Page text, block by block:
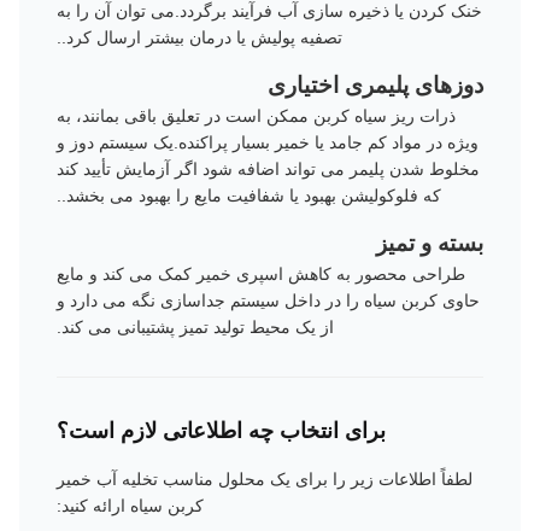
خنک کردن یا ذخیره سازی آب فرآیند برگردد.می توان آن را به
تصفیه پولیش یا درمان بیشتر ارسال کرد..
دوزهای پلیمری اختیاری
ذرات ریز سیاه کربن ممکن است در تعلیق باقی بمانند، به
ویژه در مواد کم جامد یا خمیر بسیار پراکنده.یک سیستم دوز و
مخلوط شدن پلیمر می تواند اضافه شود اگر آزمایش تأیید کند
که فلوکولیشن بهبود یا شفافیت مایع را بهبود می بخشد..
بسته و تمیز
طراحی محصور به کاهش اسپری خمیر کمک می کند و مایع
حاوی کربن سیاه را در داخل سیستم جداسازی نگه می دارد و
از یک محیط تولید تمیز پشتیبانی می کند.
برای انتخاب چه اطلاعاتی لازم است؟
لطفاً اطلاعات زیر را برای یک محلول مناسب تخلیه آب خمیر
کربن سیاه ارائه کنید: